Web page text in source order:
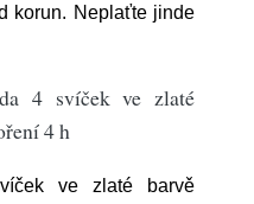
korun. Neplaťte jinde
4 svíček ve zlaté
4 h
ve zlaté barvě